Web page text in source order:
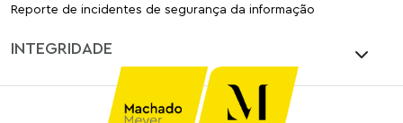
Reporte de incidentes de segurança da informação
INTEGRIDADE